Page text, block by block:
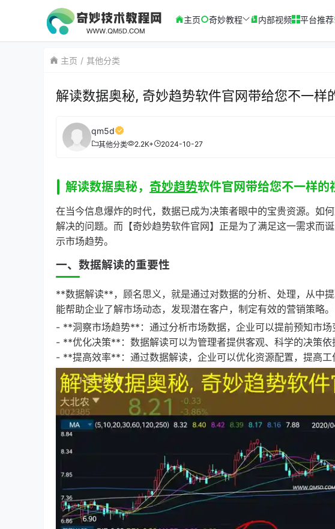
主页 奇妙教程 内部视频 平台推荐
主页 其他分类
解读数据奥秘, 奇妙趋势软件官网带给您不一样
qm5d
其他分类 2.2K+ 2024-10-27
解读数据奥秘， 奇妙趋势软件官网带给您不一样的
在当今信息爆炸的时代，数据已成为决策者眼中的宝贵资源。如
解决的问题。而【奇妙趋势软件官网】正是为了满足这一需求而
示市场趋势。
一、数据解读的重要性
**数据解读**，顾名思义，就是通过对数据的分析、处理，从中
能帮助企业了解市场动态，发现潜在客户，制定有效的营销策略
- **洞察市场趋势**：通过分析市场数据，企业可以提前预知市场
- **优化决策**：数据解读可以为管理者提供客观、科学的决策依
- **提高效率**：通过数据解读，企业可以优化资源配置，提高工